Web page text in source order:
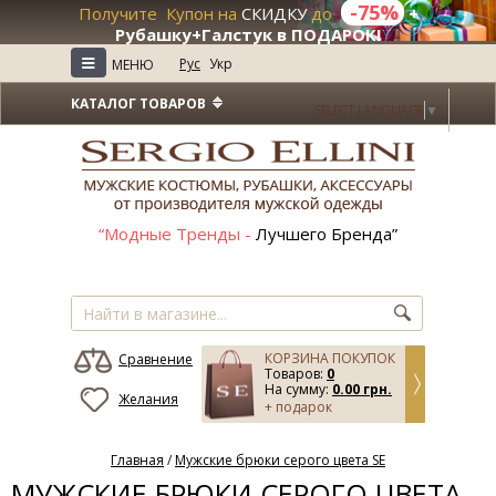
Получите Купон на СКИДКУдо -75% +
Рубашку+Галстук в ПОДАРОК!
≡ МЕНЮ Рус Укр
SELECT LANGUAGE ▼
КАТАЛОГ ТОВАРОВ
“Модные Тренды - Лучшего Бренда”
КОРЗИНА ПОКУПОК
Товаров: 0
На сумму: 0.00 грн.
+ подарок
Сравнение
Желания
Главная /Мужские брюки серого цвета SE